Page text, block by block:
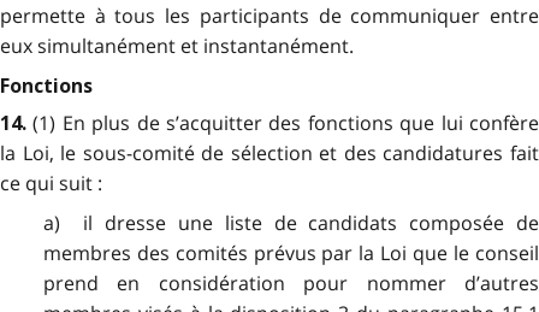
permette à tous les participants de communiquer entre
eux simultanément et instantanément.
Fonctions
14.(1) En plus de s’acquitter des fonctions que lui confère
la Loi, le sous-comité de sélection et des candidatures fait
ce qui suit :
a) il dresse une liste de candidats composée de
membres des comités prévus par la Loi que le conseil
prend en considération pour nommer d’autres